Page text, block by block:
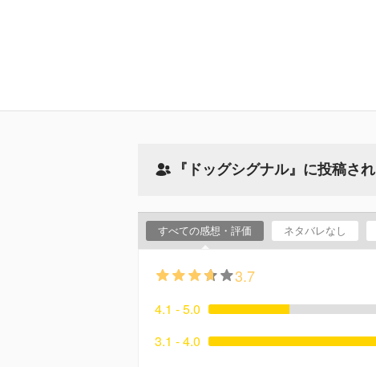
『ドッグシグナル』に投稿さ
すべての感想・評価 ネタバレなし
3.7
4.1 - 5.0
3.1 - 4.0